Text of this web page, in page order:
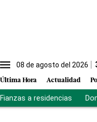
08 de agosto del 2026
Última Hora Actualidad
Fianzas a residencias